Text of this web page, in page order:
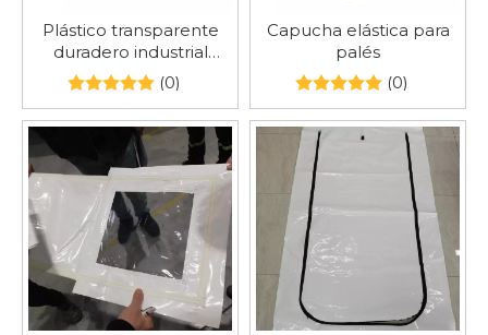
Plástico transparente
duradero industrial
termorretráctil para
muebles de exterior
(0)
Capucha elástica para
palés
(0)